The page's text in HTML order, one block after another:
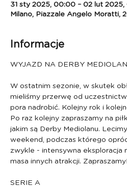
31 sty 2025, 00:00 – 02 lut
Milano, Piazzale Angelo Moratti,
Informacje
WYJAZD NA DERBY
W ostatnim sezonie, w skutek
mieliśmy przerwę od
pora nadrobić. Kolejny rok i
Po raz kolejny zapraszamy na
jakim są Derby Mediolanu.
weekend, podczas którego
zwykle - intensywna eksploracja
masa innych atrakcji. Zapraszamy!
SERIE A